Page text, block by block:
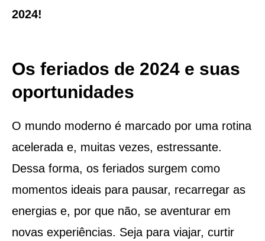
2024!
Os feriados de 2024 e suas
oportunidades
O mundo moderno é marcado por uma rotina
acelerada e, muitas vezes, estressante.
Dessa forma, os feriados surgem como
momentos ideais para pausar, recarregar as
energias e, por que não, se aventurar em
novas experiências. Seja para viajar, curtir